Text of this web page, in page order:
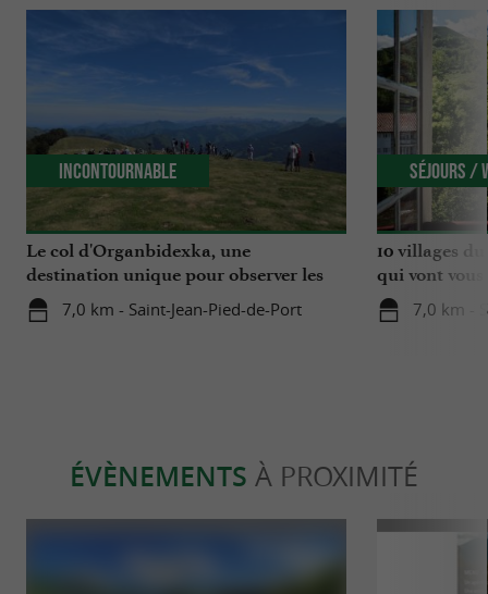
Le col d'Organbidexka, une
destination unique pour observer les
oiseaux au Pays Basque
7,0 km - Saint-Jean-Pied-de-Port
Incontournable
10 villages
qui vont vous
7,0 km -
Séjours /
ÉVÈNEMENTS À PROXIMITÉ